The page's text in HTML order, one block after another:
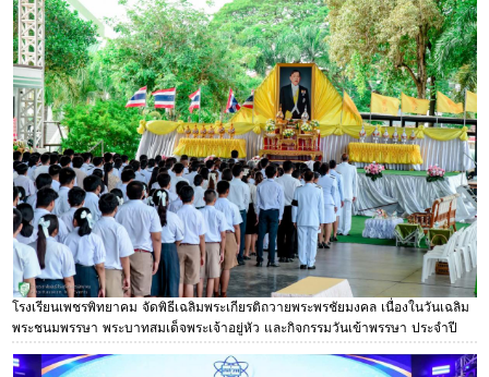
โรงเรียนเพชรพิทยาคม จัดพิธีเฉลิมพระเกียรติถวายพระพรชัยมงคล เนื่องในวันเฉลิม
พระชนมพรรษา พระบาทสมเด็จพระเจ้าอยู่หัว และกิจกรรมวันเข้าพรรษา ประจำปี
2569